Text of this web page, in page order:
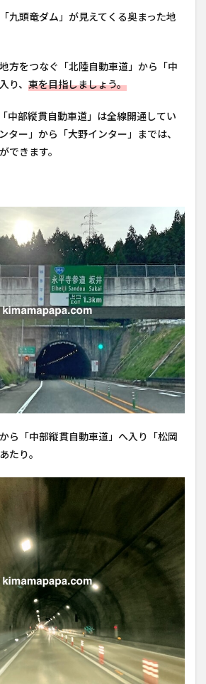
九頭竜ダム」が見えてくる奥まった地
方をつなぐ「北陸自動車道」から「中
り、 東を目指しましょう。
中部縦貫自動車道」は全線開通してい
ター」から「大野インター」までは、
できます。
ら「中部縦貫自動車道」へ入り「松岡
たり。